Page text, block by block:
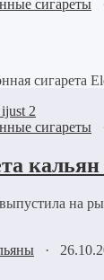
сигареты
сигарета
сигареты
на
·